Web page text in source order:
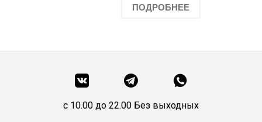
ПОДРОБНЕЕ
c 10.00 до 22.00 Без выходных